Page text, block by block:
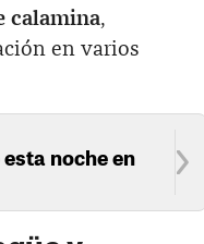
calamina,
en varios
noche en